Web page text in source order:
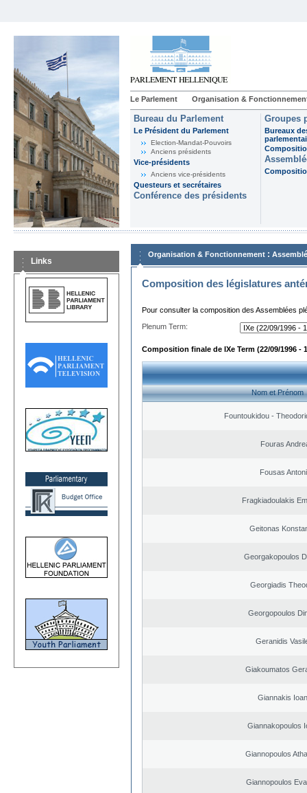
Le Parlement Organisation &
Bureau du Parlement
Le Président du Parlement
Election-Mandat-Pouvoirs
Anciens présidents
Vice-présidents
Anciens vice-présidents
Questeurs et secrétaires
Conférence des présidents
Groupes
Bureaux
Links
Organisation & Fonctionnement :
Composition des législatures
Pour consulter la composition des Assemblées
Plenum Term:
Composition finale de IXe Term (22/09/1996 -
Nom et Prénom
Fountoukidou -
Fouras
Fousas
Fragkiadoulakis
Geitonas
Georgakopoulos
Georgiadis
Georgopoulos
Geranidis
Giakoumatos
Giannakis
Giannakopoulos
Giannopoulos
Giannopoulos